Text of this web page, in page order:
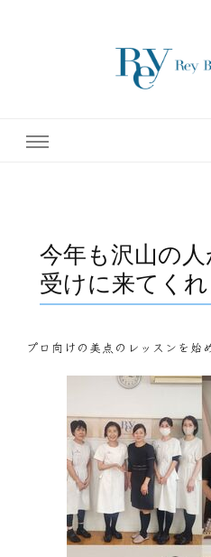
テ開設45年の実績を誇る本格エステだ
今年も沢山の
受けに来てくれ
プロ向けの美点のレッスンを始